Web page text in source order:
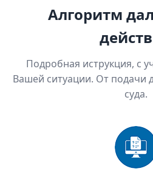
Алгоритм
Подробная иструкция, с
Вашей ситуации. От подачи
суда.